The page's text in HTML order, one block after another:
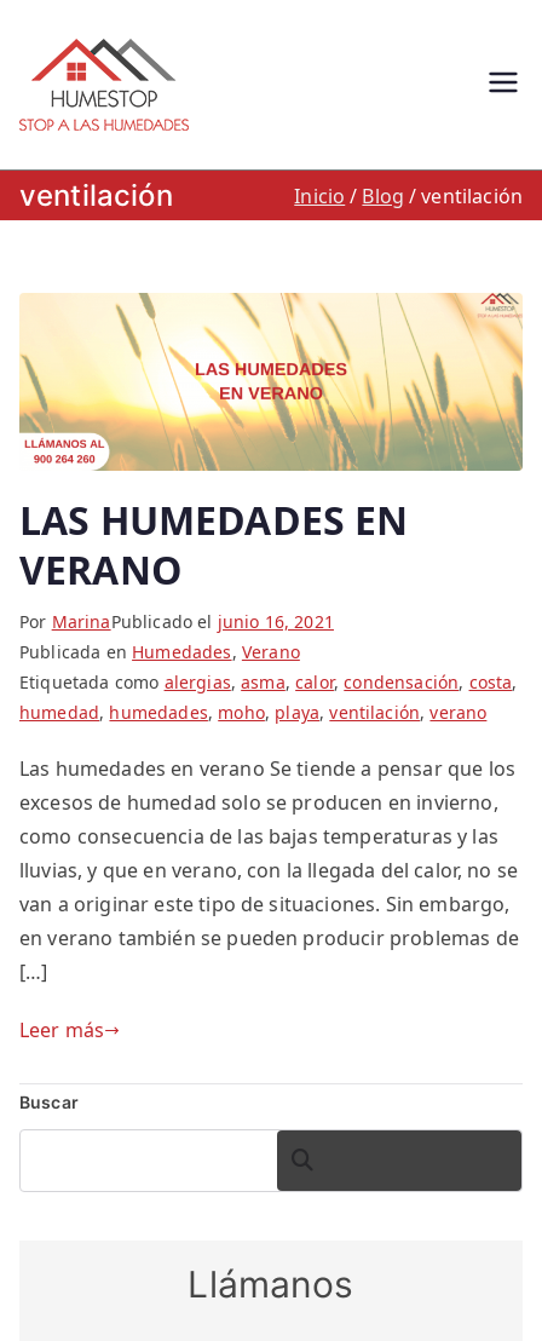
contenido
Stop a las
humedades.
900 264 260
capilaridad, filtracion o
condensacion: Humestop
ventilación Inicio Blog ventilación
LAS HUMEDADES EN
VERANO
Por MarinaPublicado el junio 16, 2021
Publicada en Humedades, Verano
Etiquetada como alergias,asma,calor,condensación, costa,
humedad, humedades, moho, playa,ventilación,verano
Las humedades en verano Se tiende a pensar que los
excesos de humedad solo se producen en invierno,
como consecuencia de las bajas temperaturas y las
lluvias, y que en verano, con la llegada del calor, no se
van a originar este tipo de situaciones. Sin embargo,
en verano también se pueden producir problemas de
[…]
Leer más
Buscar
BUSCAR
Llámanos